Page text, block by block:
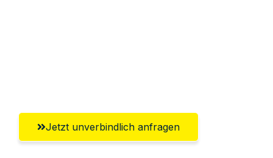
Jetzt unverbindlich anfragen